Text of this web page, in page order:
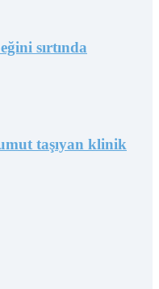
sırtında
taşıyan klinik